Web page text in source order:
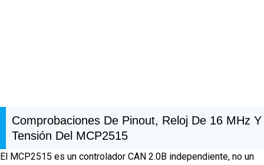
Comprobaciones De Pinout, Reloj De 16 MHz Y
Tensión Del MCP2515
El MCP2515 es un controlador CAN 2.0B independiente, no un